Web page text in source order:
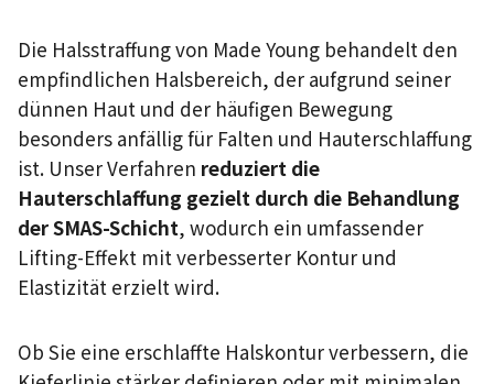
Die Halsstraffung von Made Young behandelt den
empfindlichen Halsbereich, der aufgrund seiner
dünnen Haut und der häufigen Bewegung
besonders anfällig für Falten und Hauterschlaffung
ist. Unser Verfahren reduziert die
Hauterschlaffung gezielt durch die Behandlung
der SMAS-Schicht, wodurch ein umfassender
Lifting-Effekt mit verbesserter Kontur und
Elastizität erzielt wird.
Ob Sie eine erschlaffte Halskontur verbessern, die